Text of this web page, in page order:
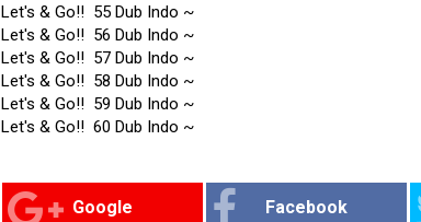
Let's & Go!! 55 Dub Indo ~
Let's & Go!! 56 Dub Indo ~
Let's & Go!! 57 Dub Indo ~
Let's & Go!! 58 Dub Indo ~
Let's & Go!! 59 Dub Indo ~
Let's & Go!! 60 Dub Indo ~
Google Facebook